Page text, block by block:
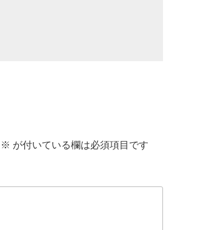
※ が付いている欄は必須項目です